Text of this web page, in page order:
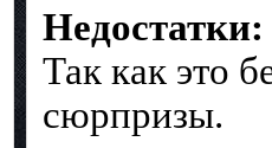
Недостатки:
Так как это
сюрпризы.